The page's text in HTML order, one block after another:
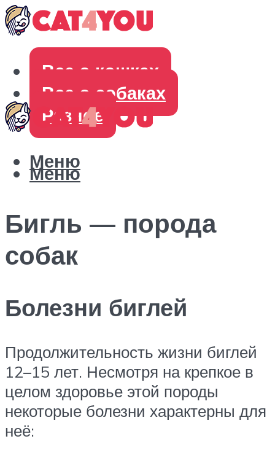
Все о кошках
Все о собаках
Разное
Меню
Меню
Бигль — порода
собак
Болезни биглей
Продолжительность жизни биглей
12–15 лет. Несмотря на крепкое в
целом здоровье этой породы
некоторые болезни характерны для
неё: